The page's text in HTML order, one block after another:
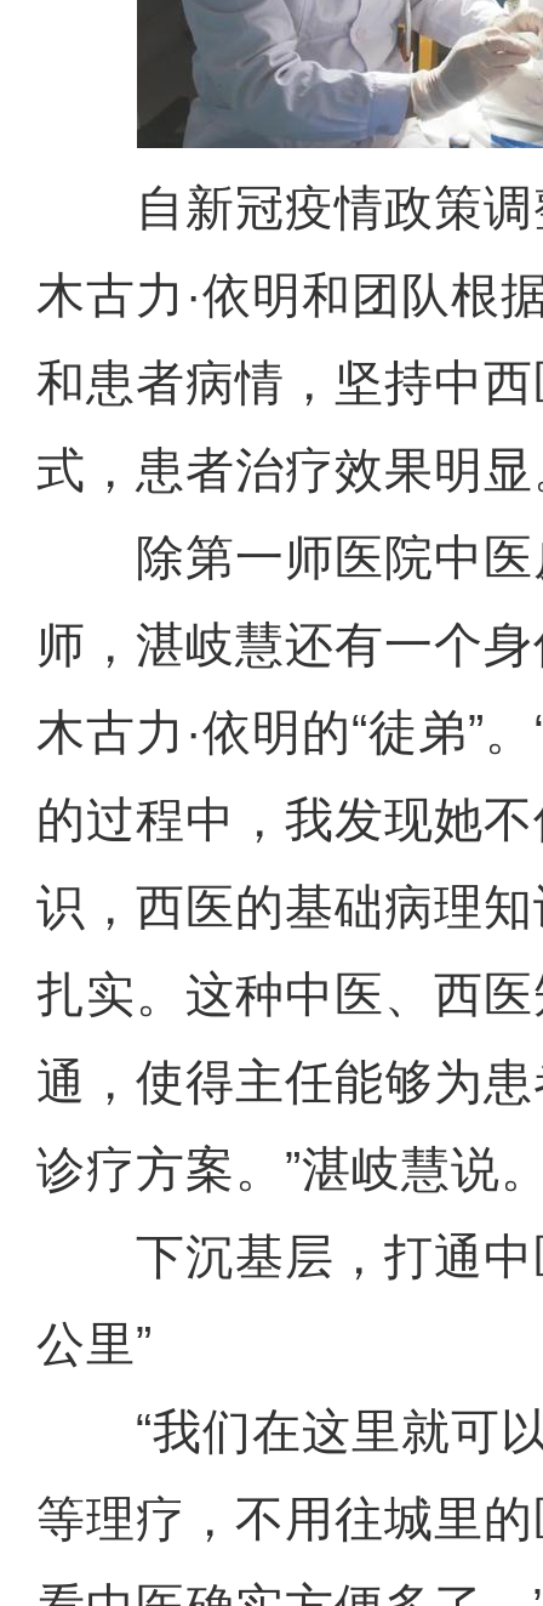
自新冠疫情政策调
木古力·依明和团队根
和患者病情，坚持中
式，患者治疗效果明
除第一师医院中医
师，湛岐慧还有一个
木古力·依明的“徒弟”
的过程中，我发现她
识，西医的基础病理
扎实。这种中医、西
通，使得主任能够为
诊疗方案。”湛岐慧说
下沉基层，打通中
公里”
“我们在这里就可以
等理疗，不用往城里